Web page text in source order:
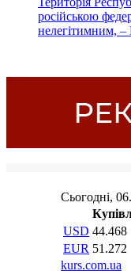
російською
нелегітимним, –